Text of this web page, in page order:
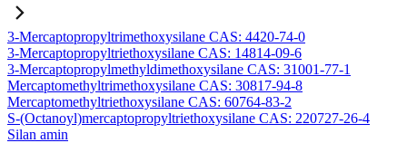
3-Mercaptopropyltrimethoxysilane CAS: 4420-74-0
3-Mercaptopropyltriethoxysilane CAS: 14814-09-6
3-Mercaptopropylmethyldimethoxysilane CAS: 31001-77-1
Mercaptomethyltrimethoxysilane CAS: 30817-94-8
Mercaptomethyltriethoxysilane CAS: 60764-83-2
S-(Octanoyl)mercaptopropyltriethoxysilane CAS: 220727-26-4
Silan amin